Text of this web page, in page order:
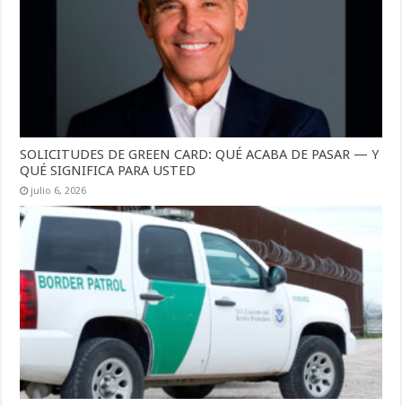
SOLICITUDES DE GREEN CARD: QUÉ ACABA DE PASAR — Y
QUÉ SIGNIFICA PARA USTED
julio 6, 2026